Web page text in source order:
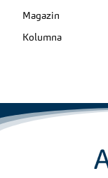
Magazin
Kolumna